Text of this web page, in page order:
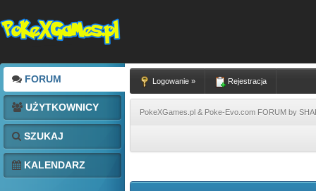
FORUM
UŻYTKOWNICY
SZUKAJ
KALENDARZ
Logowanie » Rejestracja
PokeXGames.pl & Poke-Evo.com FORUM by